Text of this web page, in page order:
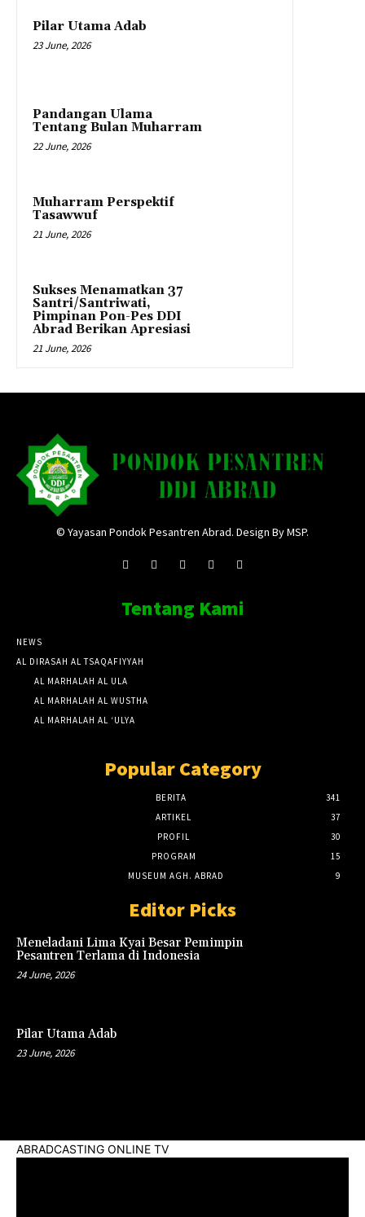
Pilar Utama Adab
23 June, 2026
Pandangan Ulama
Tentang Bulan Muharram
22 June, 2026
Muharram Perspektif
Tasawwuf
21 June, 2026
Sukses Menamatkan 37
Santri/Santriwati,
Pimpinan Pon-Pes DDI
Abrad Berikan Apresiasi
21 June, 2026
© Yayasan Pondok Pesantren Abrad. Design By MSP.
Tentang Kami
NEWS
AL DIRASAH AL TSAQAFIYYAH
AL MARHALAH AL ULA
AL MARHALAH AL WUSTHA
AL MARHALAH AL ‘ULYA
Popular Category
BERITA
341
ARTIKEL
37
PROFIL
30
PROGRAM
15
MUSEUM AGH. ABRAD
9
Editor Picks
Meneladani Lima Kyai Besar Pemimpin
Pesantren Terlama di Indonesia
24 June, 2026
Pilar Utama Adab
23 June, 2026
ABRADCASTING ONLINE TV